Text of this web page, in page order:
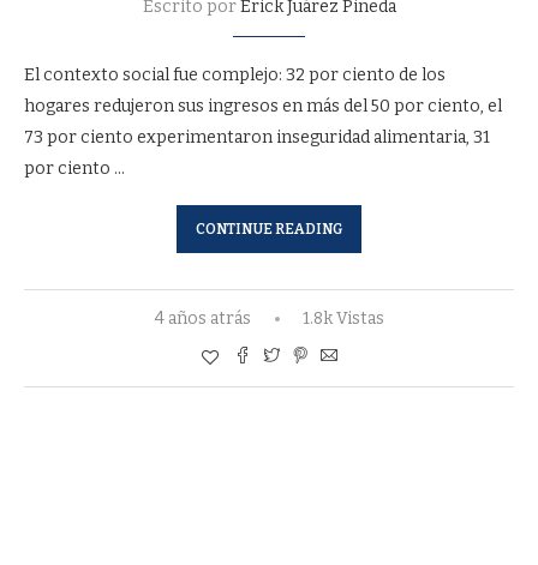
Escrito porErick Juárez Pineda
El contexto social fue complejo: 32 por ciento de los
hogares redujeron sus ingresos en más del 50 por ciento, el
73 por ciento experimentaron inseguridad alimentaria, 31
por ciento …
CONTINUE READING
4 años atrás 1.8k Vistas